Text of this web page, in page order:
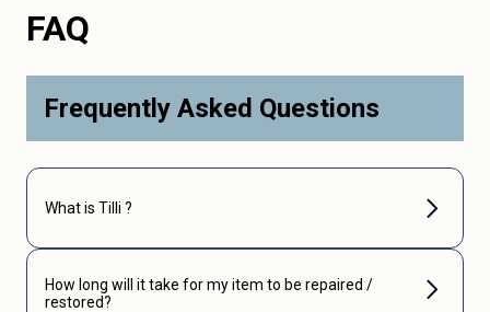
FAQ
Frequently Asked Questions
What is Tilli ?
How long will it take for my item to be repaired /
restored?